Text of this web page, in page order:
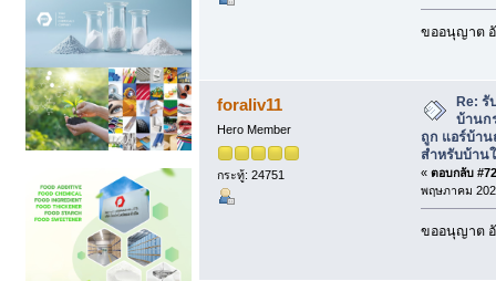
ขออนุญาต
foraliv11
Hero Member
กระทู้: 24751
Re: รั
บ้านก
ถูก แอร์บ้า
สำหรับบ้าน
« ตอบกลับ
พฤษภาคม
ขออนุญาต